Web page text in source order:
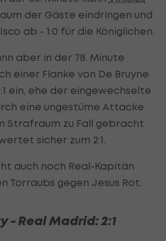
der Gäste eindringen und
ab - 1:0 für die Königlichen.
aber in der 78. Minute
einer Flanke von De Bruyne
ein, ehe der eingewechselte
eine ungestüme Attacke
Strafraum zu Fall gebracht
sicher zum 2:1.
auch noch Real-Kapitän
Torraubs gegen Jesus Rot.
- Real Madrid: 2:1